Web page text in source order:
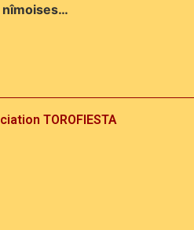
nîmoises…
TOROFIESTA